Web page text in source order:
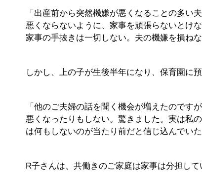
「出産前から突然機嫌が悪くなることの多
悪くならないように、家事を頑張らないとけ
家事の手抜きは一切しない。夫の機嫌を損ね
しかし、上の子が生後半年になり、保育園に
「他のご夫婦の話を聞く機会が増えたので
悪くなったりもしない。驚きました。実は私
は何もしないのが当たり前だと信じ込んでいた
R子さんは、共働きのご家庭は家事は分担し